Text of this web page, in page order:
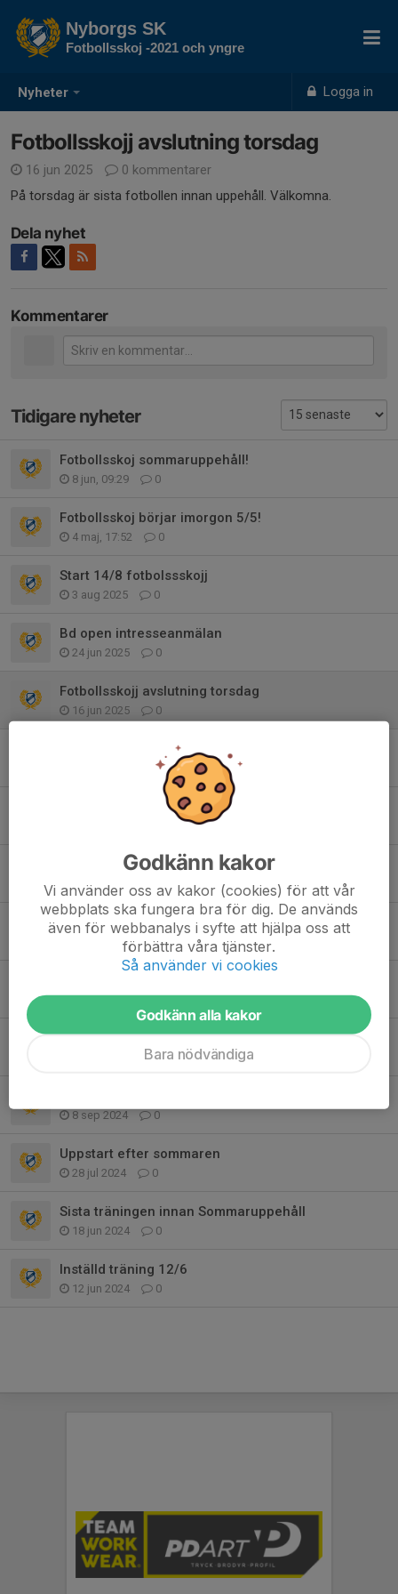
Nyheter Logga in
Nyborgs SK
Fotbollsskoj -2021 och yngre
Fotbollsskojj avslutning torsdag
16 jun 2025
0 kommentarer
På torsdag är sista fotbollen innan uppehåll. Välkomna.
Dela nyhet
Kommentarer
Tidigare nyheter
Fotbollsskoj sommaruppehåll!
8 jun, 09:29 0
Fotbollsskoj börjar imorgon 5/5!
4 maj, 17:52 0
Start 14/8 fotbolssskojj
3 aug 2025 0
Bd open intresseanmälan
24 jun 2025 0
Fotbollsskojj avslutning torsdag
16 jun 2025 0
Fotbolsskojj torsdag - välkomna
0
Fotbollsskojj nästa vecka
Fotbollsskojj torsdag
4 jun 2025
Torsdag 29/5 INGEN fotbollsskojj pga röd dag
26 maj 2025 0
6 maj 2025 0
Start fotbollsskojj 8 maj!
0
8 sep 2024 0
Uppstart efter sommaren
28 jul 2024 0
Sista träningen innan Sommaruppehåll
18 jun 2024 0
Inställd träning 12/6
12 jun 2024 0
Godkänn kakor
Vi använder oss av kakor (cookies) för att vår
webbplats ska fungera bra för dig. De används
även för webbanalys i syfte att hjälpa oss att
förbättra våra tjänster.
Så använder vi cookies
Godkänn alla kakor
Bara nödvändiga